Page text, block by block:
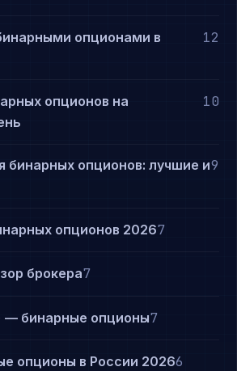
опционами в
12
опционов на
10
бинарных опционов: лучшие и9
опционов 20267
брокера7
— бинарные опционы7
опционы в России 20266